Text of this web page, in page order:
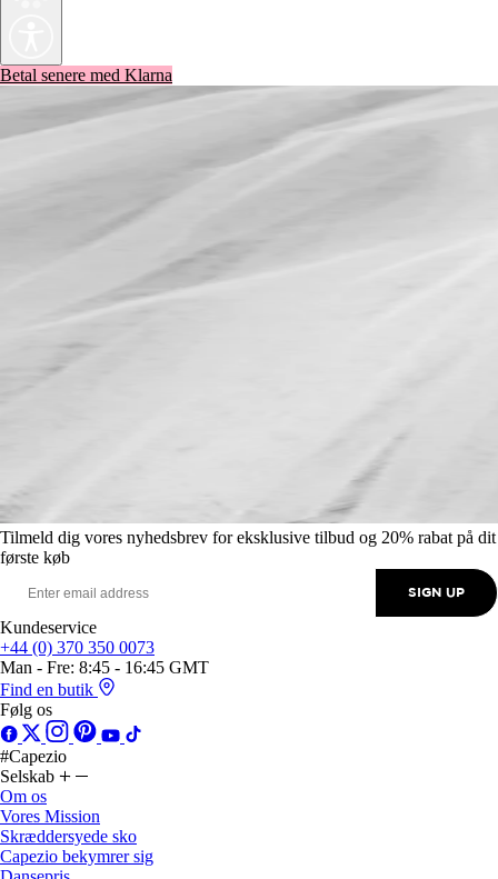
Betal senere med Klarna
Tilmeld dig vores nyhedsbrev for eksklusive tilbud og 20% rabat på dit
første køb
SIGN UP
Kundeservice
+44 (0) 370 350 0073
Man - Fre: 8:45 - 16:45 GMT
Find en butik
Følg os
#Capezio
Selskab
Om os
Vores Mission
Skræddersyede sko
Capezio bekymrer sig